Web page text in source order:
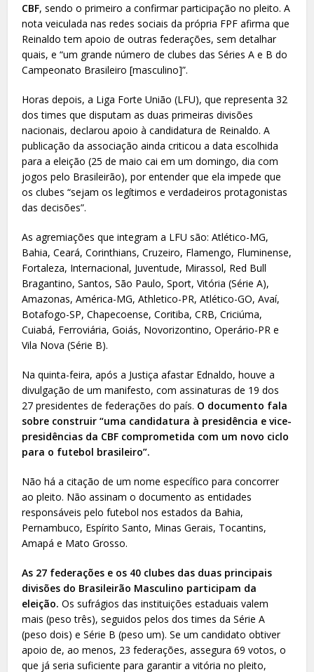
CBF, sendo o primeiro a confirmar participação no pleito. A
nota veiculada nas redes sociais da própria FPF afirma que
Reinaldo tem apoio de outras federações, sem detalhar
quais, e “um grande número de clubes das Séries A e B do
Campeonato Brasileiro [masculino]”.
Horas depois, a Liga Forte União (LFU), que representa 32
dos times que disputam as duas primeiras divisões
nacionais, declarou apoio à candidatura de Reinaldo. A
publicação da associação ainda criticou a data escolhida
para a eleição (25 de maio cai em um domingo, dia com
jogos pelo Brasileirão), por entender que ela impede que
os clubes “sejam os legítimos e verdadeiros protagonistas
das decisões”.
As agremiações que integram a LFU são: Atlético-MG,
Bahia, Ceará, Corinthians, Cruzeiro, Flamengo, Fluminense,
Fortaleza, Internacional, Juventude, Mirassol, Red Bull
Bragantino, Santos, São Paulo, Sport, Vitória (Série A),
Amazonas, América-MG, Athletico-PR, Atlético-GO, Avaí,
Botafogo-SP, Chapecoense, Coritiba, CRB, Criciúma,
Cuiabá, Ferroviária, Goiás, Novorizontino, Operário-PR e
Vila Nova (Série B).
Na quinta-feira, após a Justiça afastar Ednaldo, houve a
divulgação de um manifesto, com assinaturas de 19 dos
27 presidentes de federações do país. O documento fala
sobre construir “uma candidatura à presidência e vice-
presidências da CBF comprometida com um novo ciclo
para o futebol brasileiro”.
Não há a citação de um nome específico para concorrer
ao pleito. Não assinam o documento as entidades
responsáveis pelo futebol nos estados da Bahia,
Pernambuco, Espírito Santo, Minas Gerais, Tocantins,
Amapá e Mato Grosso.
As 27 federações e os 40 clubes das duas principais
divisões do Brasileirão Masculino participam da
eleição. Os sufrágios das instituições estaduais valem
mais (peso três), seguidos pelos dos times da Série A
(peso dois) e Série B (peso um). Se um candidato obtiver
apoio de, ao menos, 23 federações, assegura 69 votos, o
que já seria suficiente para garantir a vitória no pleito,